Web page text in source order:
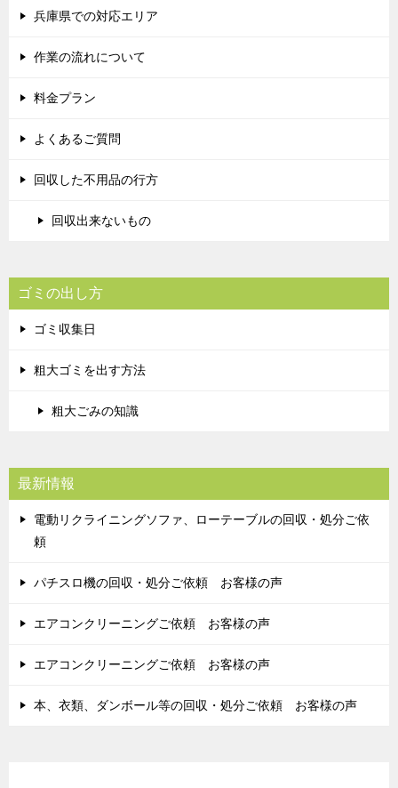
兵庫県での対応エリア
作業の流れについて
料金プラン
よくあるご質問
回収した不用品の行方
回収出来ないもの
ゴミの出し方
ゴミ収集日
粗大ゴミを出す方法
粗大ごみの知識
最新情報
電動リクライニングソファ、ローテーブルの回収・処分ご依
頼
パチスロ機の回収・処分ご依頼 お客様の声
エアコンクリーニングご依頼 お客様の声
エアコンクリーニングご依頼 お客様の声
本、衣類、ダンボール等の回収・処分ご依頼 お客様の声